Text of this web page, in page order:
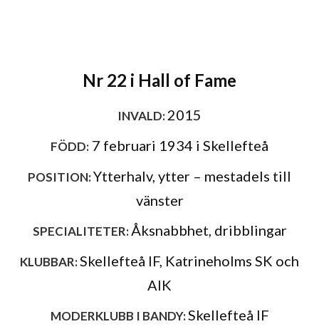
Nr 22 i Hall of Fame
INVALD:2015
FÖDD: 7 februari 1934 i Skellefteå
POSITION:Ytterhalv, ytter – mestadels till
vänster
SPECIALITETER:Åksnabbhet, dribblingar
KLUBBAR:Skellefteå IF, Katrineholms SK och
AIK
MODERKLUBB I BANDY:Skellefteå IF